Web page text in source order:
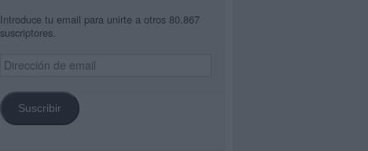
Introduce tu email para unirte a otros 80.867
suscriptores.
Dirección
de
Suscribir